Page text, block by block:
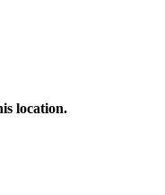
location.